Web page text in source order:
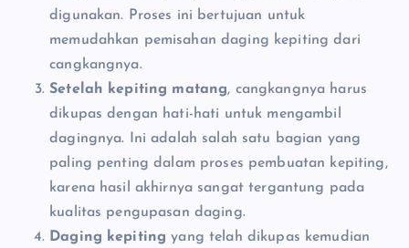
digunakan. Proses ini bertujuan untuk
memudahkan pemisahan daging kepiting dari
cangkangnya.
Setelah kepiting matang, cangkangnya harus
dikupas dengan hati-hati untuk mengambil
dagingnya. Ini adalah salah satu bagian yang
paling penting dalam proses pembuatan kepiting,
karena hasil akhirnya sangat tergantung pada
kualitas pengupasan daging.
Daging kepiting yang telah dikupas kemudian